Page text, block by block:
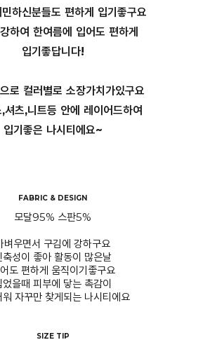
하신분들도 편하게 입기좋구요
하여 한여름에 입어도 편하게
입기좋답니다!
로 컬러별로 소장가치가있구요
셔츠,니트등 안에 레이어드하여
입기좋은 나시티에요~
FABRIC & DESIGN
모달95% 스판5%
벼우면서 구김에 강하구요
축성이 좋아 활동이 많은날
도 편하게 움직이기좋구요
었을때 피부에 닿는 촉감이
워 자꾸만 찾게되는 나시티에요
SIZE TIP